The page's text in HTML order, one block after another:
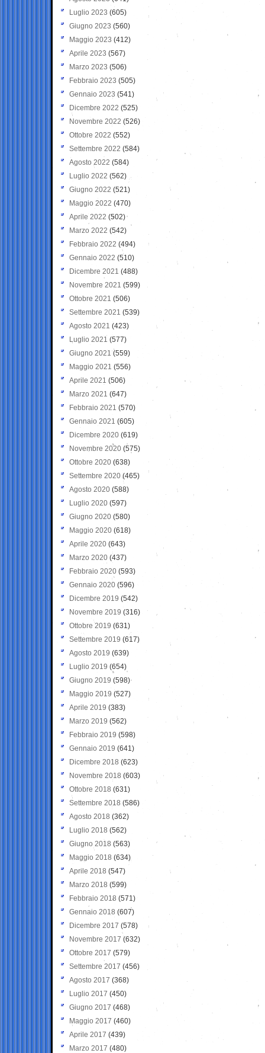
Luglio 2023 (605)
Giugno 2023 (560)
Maggio 2023 (412)
Aprile 2023 (567)
Marzo 2023 (506)
Febbraio 2023 (505)
Gennaio 2023 (541)
Dicembre 2022 (525)
Novembre 2022 (526)
Ottobre 2022 (552)
Settembre 2022 (584)
Agosto 2022 (584)
Luglio 2022 (562)
Giugno 2022 (521)
Maggio 2022 (470)
Aprile 2022 (502)
Marzo 2022 (542)
Febbraio 2022 (494)
Gennaio 2022 (510)
Dicembre 2021 (488)
Novembre 2021 (599)
Ottobre 2021 (506)
Settembre 2021 (539)
Agosto 2021 (423)
Luglio 2021 (577)
Giugno 2021(559)
Maggio 2021 (556)
Aprile 2021 (506)
Marzo 2021 (647)
Febbraio 2021 (570)
Gennaio 2021 (605)
Dicembre 2020 (619)
Novembre 2020 (575)
Ottobre 2020 (638)
Settembre 2020(465)
Agosto 2020 (588)
Luglio 2020 (597)
Giugno 2020 (580)
Maggio 2020 (618)
Aprile 2020 (643)
Marzo 2020 (437)
Febbraio 2020 (593)
Gennaio 2020 (596)
Dicembre 2019 (542)
Novembre 2019 (316)
Ottobre 2019 (631)
Settembre 2019 (617)
Agosto 2019 (639)
Luglio 2019 (654)
Giugno 2019 (598)
Maggio 2019 (527)
Aprile 2019 (383)
Marzo 2019 (562)
Febbraio 2019 (598)
Gennaio 2019 (641)
Dicembre 2018 (623)
Novembre 2018 (603)
Ottobre 2018 (631)
Settembre 2018 (586)
Agosto 2018 (362)
Luglio 2018 (562)
Giugno 2018 (563)
Maggio 2018 (634)
Aprile 2018 (547)
Marzo 2018 (599)
Febbraio 2018 (571)
Gennaio 2018 (607)
Dicembre 2017 (578)
Novembre 2017 (632)
Ottobre 2017 (579)
Settembre 2017 (456)
Agosto 2017 (368)
Luglio 2017 (450)
Giugno 2017 (468)
Maggio 2017 (460)
Aprile 2017 (439)
Marzo 2017 (480)